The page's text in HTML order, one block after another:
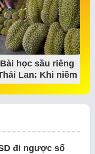
Bài học sầu riêng
Lan: Khi niềm
thị trường bắt…
đi ngược số